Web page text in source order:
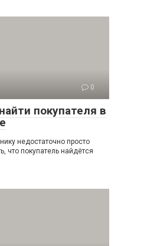
0
покупателя в
недостаточно просто
что покупатель найдётся